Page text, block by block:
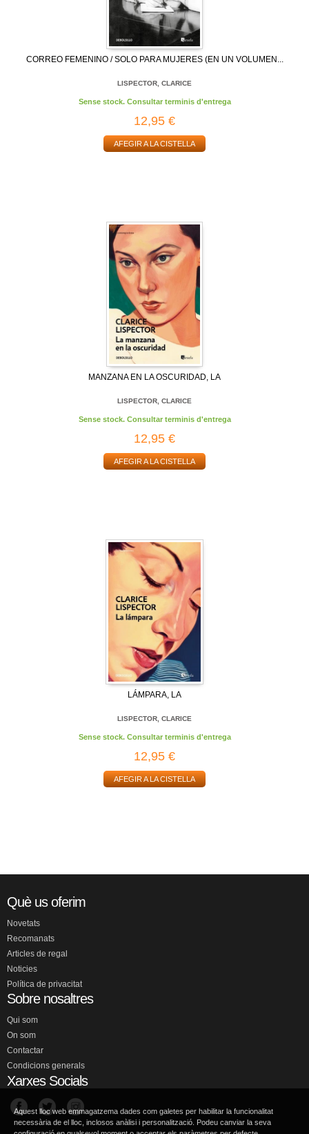
CORREO FEMENINO / SOLO PARA MUJERES (EN UN VOLUMEN...
LISPECTOR, CLARICE
Sense stock. Consultar terminis d'entrega
12,95 €
AFEGIR A LA CISTELLA
MANZANA EN LA OSCURIDAD, LA
LISPECTOR, CLARICE
Sense stock. Consultar terminis d'entrega
12,95 €
AFEGIR A LA CISTELLA
LÁMPARA, LA
LISPECTOR, CLARICE
Sense stock. Consultar terminis d'entrega
12,95 €
AFEGIR A LA CISTELLA
Què us oferim
Novetats
Recomanats
Articles de regal
Noticies
Política de privacitat
Sobre nosaltres
Qui som
On som
Contactar
Condicions generals
Xarxes Socials
Aquest lloc web emmagatzema dades com galetes per habilitar la funcionalitat
necessària de el lloc, inclosos anàlisi i personalització. Podeu canviar la seva